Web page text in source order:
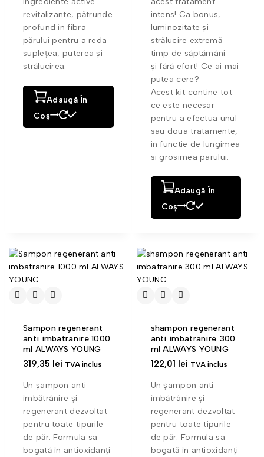
revitalizante, pătrunde
profund în fibra
părului pentru a reda
suplețea, puterea și
strălucirea.
Adaugă În
Coș
intens! Ca bonus,
luminozitate și
strălucire extremă
timp de săptămâni –
și fără efort! Ce ai mai
putea cere?
Acest kit contine tot
ce este necesar
pentru a efectua unul
sau doua tratamente,
in functie de lungimea
si grosimea parului.
Adaugă În
Coș
Sampon regenerant
anti imbatranire 1000
ml ALWAYS YOUNG
319,35 lei TVA inclus
Un șampon anti-
îmbătrânire și
regenerant dezvoltat
pentru toate tipurile
de păr. Formula sa
bogată în antioxidanți
shampon regenerant
anti imbatranire 300
ml ALWAYS YOUNG
122,01 lei TVA inclus
Un șampon anti-
îmbătrânire și
regenerant dezvoltat
pentru toate tipurile
de păr. Formula sa
bogată în antioxidanți